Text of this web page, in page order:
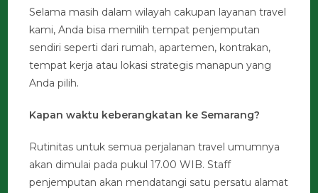
Selama masih dalam wilayah cakupan layanan travel
kami, Anda bisa memilih tempat penjemputan
sendiri seperti dari rumah, apartemen, kontrakan,
tempat kerja atau lokasi strategis manapun yang
Anda pilih.
Kapan waktu keberangkatan ke Semarang?
Rutinitas untuk semua perjalanan travel umumnya
akan dimulai pada pukul 17.00 WIB. Staff
penjemputan akan mendatangi satu persatu alamat